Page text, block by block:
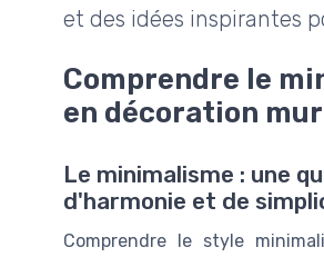
et des idées inspirantes
Comprendre le
en décoration
Le minimalisme : une
d'harmonie et de
Comprendre le style